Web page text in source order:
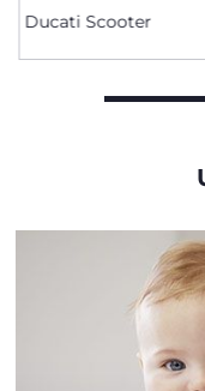
Ducati Scooter